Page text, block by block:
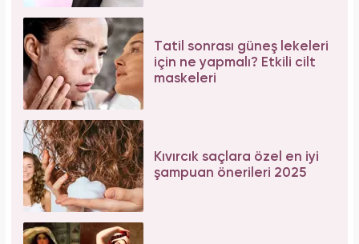
Tatil sonrası güneş lekeleri
için ne yapmalı? Etkili cilt
maskeleri
Kıvırcık saçlara özel en iyi
şampuan önerileri 2025